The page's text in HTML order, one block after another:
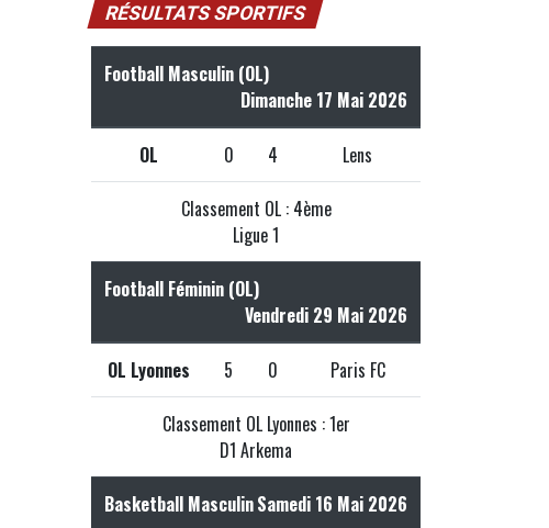
RÉSULTATS SPORTIFS
Football Masculin (OL)
Dimanche 17 Mai 2026
OL 0 4 Lens
Classement OL : 4ème
Ligue 1
Football Féminin (OL)
Vendredi 29 Mai 2026
OL Lyonnes 5 0 Paris FC
Classement OL Lyonnes : 1er
D1 Arkema
Basketball MasculinSamedi 16 Mai 2026